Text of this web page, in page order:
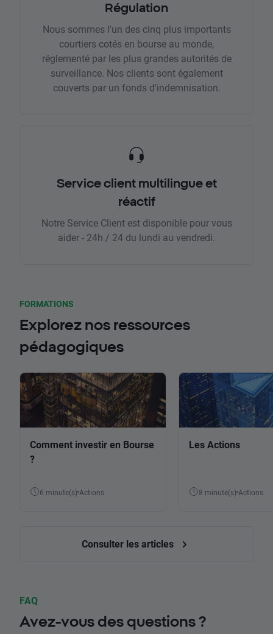
Régulation
Nous sommes l'un des cinq plus importants
courtiers cotés en bourse au monde,
réglementé par les plus grandes autorités de
surveillance. Nos clients sont également
couverts par un fonds d'indemnisation.
Service client multilingue et
réactif
Notre Service Client est disponible pour vous
aider - 24h / 24 du lundi au vendredi.
FORMATIONS
Explorez nos ressources
pédagogiques
Comment investir en Bourse
?
6 minute(s) Actions
Les Actions
8 minute(s) Actions
Consulter les articles
FAQ
Avez-vous des questions ?